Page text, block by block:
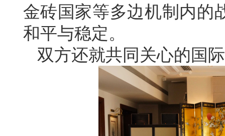
金砖国家等多边机制内的
和平与稳定。
双方还就共同关心的国